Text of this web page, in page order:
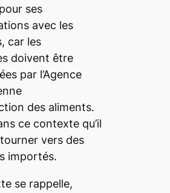
ses
avec les
car les
doivent être
par l’Agence
des aliments.
ce contexte qu’il
vers des
importés.
se rappelle,